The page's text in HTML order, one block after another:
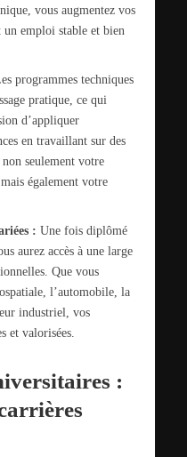
vous augmentez vos
un emploi stable et bien
programmes techniques
pratique, ce qui
d’appliquer
en travaillant sur des
seulement votre
également votre
: Une fois diplômé
aurez accès à une large
Que vous
l’automobile, la
industriel, vos
et valorisées.
: